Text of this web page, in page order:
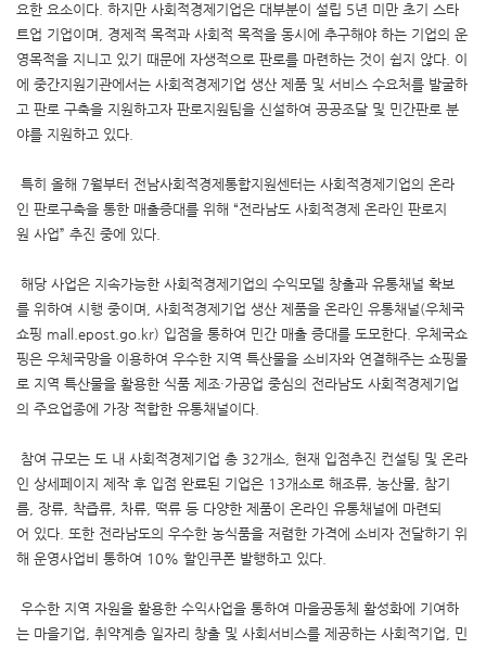
요한 요소이다. 하지만 사회적경제기업은 대부분이 설립 5년 미만 초기 스타
트업 기업이며, 경제적 목적과 사회적 목적을 동시에 추구해야 하는 기업의 운
영목적을 지니고 있기 때문에 자생적으로 판로를 마련하는 것이 쉽지 않다. 이
에 중간지원기관에서는 사회적경제기업 생산 제품 및 서비스 수요처를 발굴하
고 판로 구축을 지원하고자 판로지원팀을 신설하여 공공조달 및 민간판로 분
야를 지원하고 있다.
특히 올해 7월부터 전남사회적경제통합지원센터는 사회적경제기업의 온라
인 판로구축을 통한 매출증대를 위해 “전라남도 사회적경제 온라인 판로지
원 사업” 추진 중에 있다.
해당 사업은 지속가능한 사회적경제기업의 수익모델 창출과 유통채널 확보
를 위하여 시행 중이며, 사회적경제기업 생산 제품을 온라인 유통채널(우체국
쇼핑 mall.epost.go.kr) 입점을 통하여 민간 매출 증대를 도모한다. 우체국쇼
핑은 우체국망을 이용하여 우수한 지역 특산물을 소비자와 연결해주는 쇼핑몰
로 지역 특산물을 활용한 식품 제조·가공업 중심의 전라남도 사회적경제기업
의 주요업종에 가장 적합한 유통채널이다.
참여 규모는 도 내 사회적경제기업 총 32개소, 현재 입점추진 컨설팅 및 온라
인 상세페이지 제작 후 입점 완료된 기업은 13개소로 해조류, 농산물, 참기
름, 장류, 착즙류, 차류, 떡류 등 다양한 제품이 온라인 유통채널에 마련되
어 있다. 또한 전라남도의 우수한 농식품을 저렴한 가격에 소비자 전달하기 위
해 운영사업비 통하여 10% 할인쿠폰 발행하고 있다.
우수한 지역 자원을 활용한 수익사업을 통하여 마을공동체 활성화에 기여하
는 마을기업, 취약계층 일자리 창출 및 사회서비스를 제공하는 사회적기업, 민